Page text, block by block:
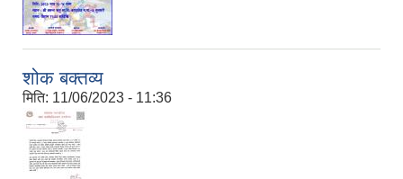
शोक बक्तव्य
मिति: 11/06/2023 - 11:36